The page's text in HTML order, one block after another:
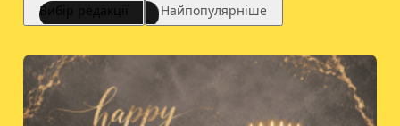
Вибір редакції Найпопулярніше